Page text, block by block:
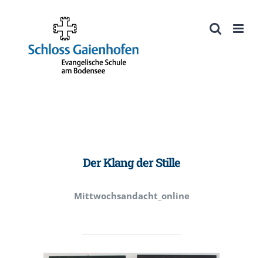
Werkzeugleiste öffnen
springen
Der Klang der Stille
Mittwochsandacht_online